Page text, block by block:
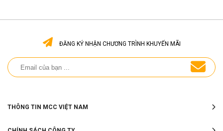
ĐĂNG KÝ NHẬN CHƯƠNG TRÌNH KHUYẾN MÃI
THÔNG TIN MCC VIỆT NAM